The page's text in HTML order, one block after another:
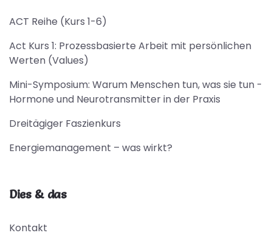
ACT Reihe (Kurs 1-6)
Act Kurs 1: Prozessbasierte Arbeit mit persönlichen
Werten (Values)
Mini-Symposium: Warum Menschen tun, was sie tun -
Hormone und Neurotransmitter in der Praxis
Dreitägiger Faszienkurs
Energiemanagement – was wirkt?
Dies & das
Kontakt